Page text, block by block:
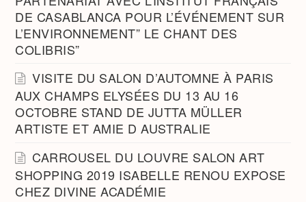
DE CASABLANCA POUR L’ÉVÉNEMENT SUR
L’ENVIRONNEMENT” LE CHANT DES
COLIBRIS”
VISITE DU SALON D’AUTOMNE À PARIS
AUX CHAMPS ELYSÉES DU 13 AU 16
OCTOBRE STAND DE JUTTA MÜLLER
ARTISTE ET AMIE D AUSTRALIE
CARROUSEL DU LOUVRE SALON ART
SHOPPING 2019 ISABELLE RENOU EXPOSE
CHEZ DIVINE ACADÉMIE